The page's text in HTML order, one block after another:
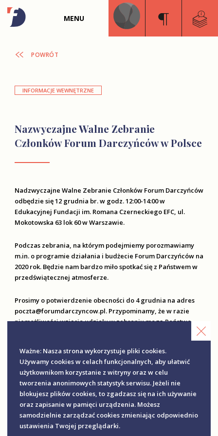
MENU
POWRÓT
INFORMACJE WEWNĘTRZNE
Nazwyczajne Walne Zebranie
Członków Forum Darczyńców w Polsce
Nadzwyczajne Walne Zebranie Członków Forum Darczyńców
odbędzie się 12 grudnia br. w godz. 12:00-14:00 w
Edukacyjnej Fundacji im. Romana Czerneckiego EFC, ul.
Mokotowska 63 lok 60 w Warszawie.
Podczas zebrania, na którym podejmiemy porozmawiamy
m.in. o programie działania i budżecie Forum Darczyńców na
2020 rok. Będzie nam bardzo miło spotkać się z Państwem w
przedświątecznej atmosferze.
Prosimy o potwierdzenie obecności do 4 grudnia na adres
poczta@forumdarczyncow.pl. Przypominamy, że w razie
niemożliwości wzięcia udziału w zebraniu mogą Państwo
Ważne: Nasza strona wykorzystuje pliki cookies.
Używamy cookies w celach funkcjonalnych, aby ułatwić
użytkownikom korzystanie z witryny oraz w celu
tworzenia anonimowych statystyk serwisu. Jeżeli nie
blokujesz plików cookies, to zgadzasz się na ich używanie
oraz zapisanie w pamięci urządzenia. Możesz
samodzielnie zarządzać cookies zmieniając odpowiednio
ustawienia Twojej przeglądarki.